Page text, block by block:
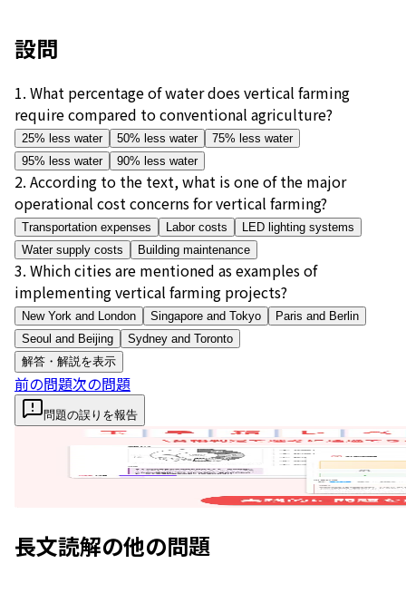
設問
1. What percentage of water does vertical farming
require compared to conventional agriculture?
25% less water 50% less water
75% less water
95% less water
90% less water
2. According to the text, what is one of the major
operational cost concerns for vertical farming?
Transportation expenses Labor costs
LED lighting systems
Water supply costs
Building maintenance
3. Which cities are mentioned as examples of
implementing vertical farming projects?
New York and London Singapore and Tokyo
Paris and Berlin
Seoul and Beijing
Sydney and Toronto
解答・解説を表示
前の問題次の問題
問題の誤りを報告
長文読解の他の問題